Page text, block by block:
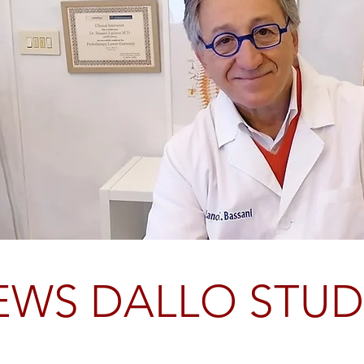
DALLO